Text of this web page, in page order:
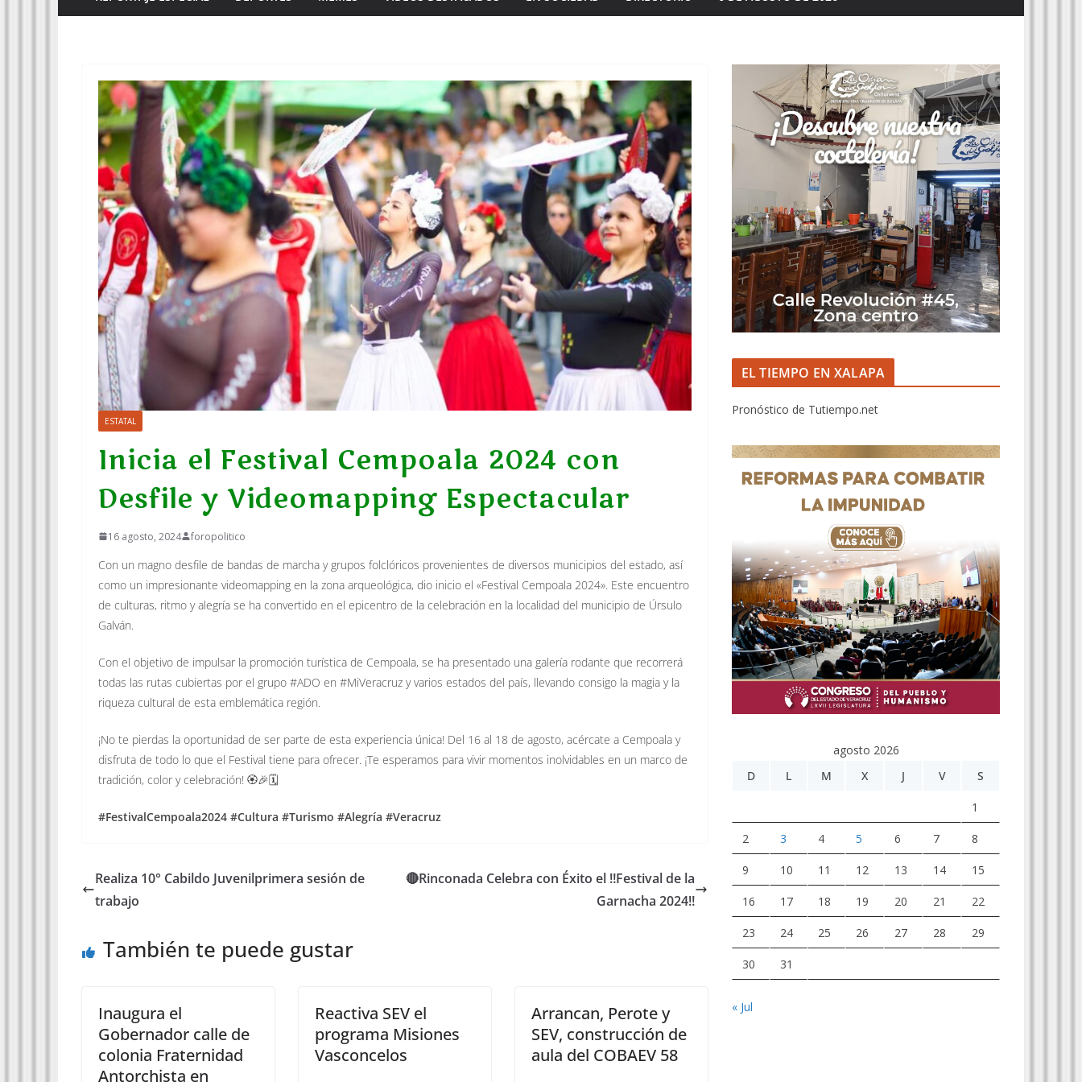
ESTATAL
Inicia el Festival Cempoala 2024 con
Desfile y Videomapping Espectacular
16 agosto, 2024 foropolitico
Con un magno desfile de bandas de marcha y grupos folclóricos provenientes de diversos municipios del estado, así
como un impresionante videomapping en la zona arqueológica, dio inicio el «Festival Cempoala 2024». Este encuentro
de culturas, ritmo y alegría se ha convertido en el epicentro de la celebración en la localidad del municipio de Úrsulo
Galván.
Con el objetivo de impulsar la promoción turística de Cempoala, se ha presentado una galería rodante que recorrerá
todas las rutas cubiertas por el grupo #ADO en #MiVeracruz y varios estados del país, llevando consigo la magia y la
riqueza cultural de esta emblemática región.
¡No te pierdas la oportunidad de ser parte de esta experiencia única! Del 16 al 18 de agosto, acércate a Cempoala y
disfruta de todo lo que el Festival tiene para ofrecer. ¡Te esperamos para vivir momentos inolvidables en un marco de
tradición, color y celebración! 🏵️🎉🗓️
#FestivalCempoala2024 #Cultura #Turismo #Alegría #Veracruz
Realiza 10° Cabildo Juvenilprimera sesión de
trabajo
🔴Rinconada Celebra con Éxito el ‼️Festival de la
Garnacha 2024‼️
También te puede gustar
Inaugura el
Gobernador calle de
colonia Fraternidad
Antorchista en
Reactiva SEV el
programa Misiones
Vasconcelos
Arrancan, Perote y
SEV, construcción de
aula del COBAEV 58
EL TIEMPO EN XALAPA
Pronóstico de Tutiempo.net
agosto 2026
D
L M X J V S
1
2 3 4 5 6 7 8
9 10 11 12 13 14 15
16 17 18 19 20 21 22
23 24 25 26 27 28 29
30 31
« Jul